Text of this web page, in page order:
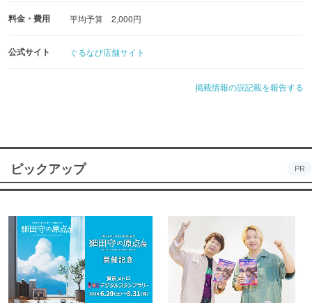
料金・費用 平均予算 2,000円
公式サイト ぐるなび店舗サイト
掲載情報の誤記載を報告する
ピックアップ PR